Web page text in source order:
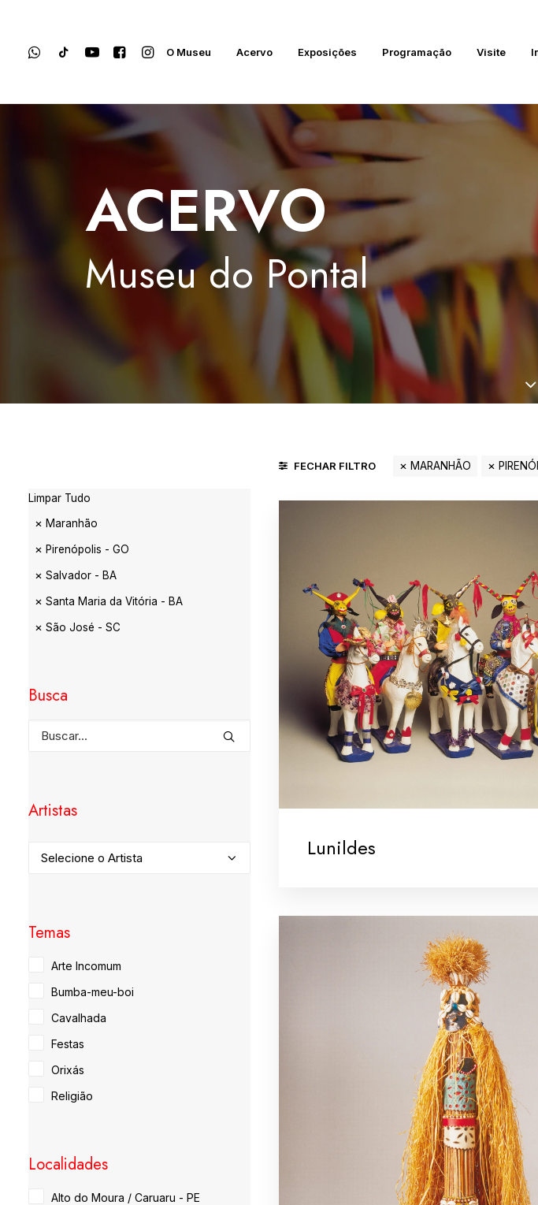
O Museu Acervo Exposições Programação Visite
ACERVO
Museu do Pontal
Limpar Tudo
Maranhão
Pirenópolis - GO
Salvador - BA
Santa Maria da Vitória - BA
São José - SC
Busca
Artistas
Temas
Arte Incomum
Bumba-meu-boi
Cavalhada
Festas
Orixás
Religião
Localidades
Alto do Moura / Caruaru - PE
FECHAR FILTRO MARANHÃO
Lunildes